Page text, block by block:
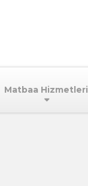
Matbaa Hizmetleri